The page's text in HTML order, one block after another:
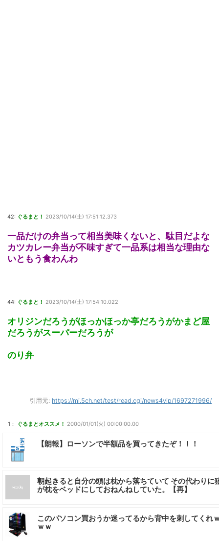
42: ぐるまと！ 2023/10/14(土) 17:51:12.373
一品だけの弁当って相当美味くないと、駄目だよな
カツカレー弁当が不味すぎて一品系は相当な理由な
いともう食わんわ
44: ぐるまと！ 2023/10/14(土) 17:54:10.022
オリジンだろうがほっかほっか亭だろうがかまど屋
だろうがスーパーだろうが
のり弁
引用元: https://mi.5ch.net/test/read.cgi/news4vip/1697271996/
1： ぐるまとオススメ！ 2000/01/01(火) 00:00:00.00
【朗報】ローソンで半額品を買ってきたぞ！！！
朝起きると自分の頭は枕から落ちていて その代わりに
が枕をベッドにしておねんねしていた。【再】
このパソコン買おうか迷ってるから背中を刺してくれ
ｗｗ